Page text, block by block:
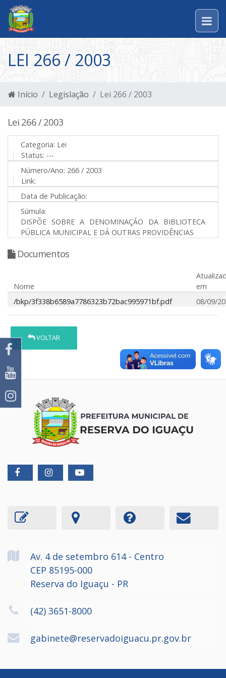
LEI 266 / 2003
Início Legislação Lei 266 / 2003
Lei 266 / 2003
Categoria: Lei
Status: ---
Número/Ano: 266 / 2003
Link:
Data de Publicação:
Súmula:
DISPÕE SOBRE A DENOMINAÇÃO DA BIBLIOTECA
PÚBLICA MUNICIPAL E DÁ OUTRAS PROVIDÊNCIAS
Documentos
Nome
em
/bkp/3f338b6589a7786323b72bac995971bf.pdf
08/09/
VOLTAR
Av. 4 de setembro 614 - Centro
CEP 85195-000
Reserva do Iguaçu - PR
(42) 3651-8000
gabinete@reservadoiguacu.pr.gov.br